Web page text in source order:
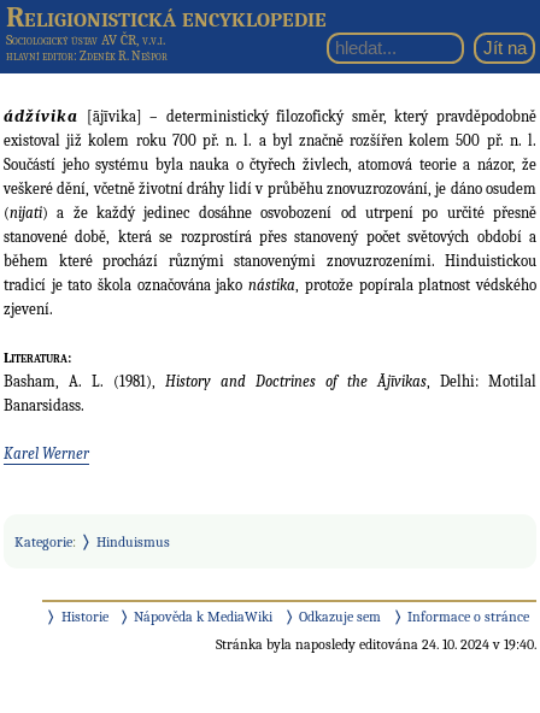
Religionistická encyklopedie
Sociologický ústav AV ČR, v.v.i.
hlavní editor: Zdeněk R. Nešpor
ádžívika [ājīvika] – deterministický filozofický směr, který pravděpodobně
existoval již kolem roku 700 př. n. l. a byl značně rozšířen kolem 500 př. n. l.
Součástí jeho systému byla nauka o čtyřech živlech, atomová teorie a názor, že
veškeré dění, včetně životní dráhy lidí v průběhu znovuzrozování, je dáno osudem
(nijati) a že každý jedinec dosáhne osvobození od utrpení po určité přesně
stanovené době, která se rozprostírá přes stanovený počet světových období a
během které prochází různými stanovenými znovuzrozeními. Hinduistickou
tradicí je tato škola označována jakonástika, protože popírala platnost védského
zjevení.
Literatura:
Basham, A. L. (1981), History and Doctrines of the Ājīvikas, Delhi: Motilal
Banarsidass.
Karel Werner
Kategorie: Hinduismus
Historie Nápověda k MediaWiki Odkazuje sem
Informace o stránce
Stránka byla naposledy editována 24. 10. 2024 v 19:40.